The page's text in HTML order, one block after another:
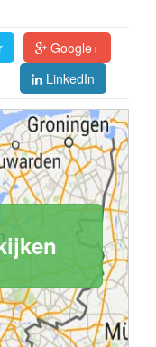
Google+
LinkedIn